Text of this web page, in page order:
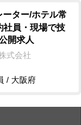
ター/ホテル常
社員・現場で技
開求人
式会社
/ 大阪府